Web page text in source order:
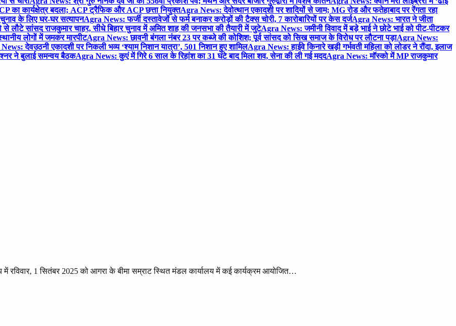
का कार्यक्षेत्र बदला; ACP ट्रैफिक और ACP छत्ता नियुक्तAgra News: देवोत्थान एकादशी पर शादियों से जाम; MG रोड और फतेहाबाद पर रेंगता रहा
के लिए घर-घर सत्यापनAgra News: फर्जी दस्तावेजों से फर्म बनाकर करोड़ों की टैक्स चोरी, 7 कारोबारियों पर केस दर्जAgra News: भारत ने जीता
से लौटे सांसद राजकुमार चाहर, सीधे बिहार चुनाव में अमित शाह की जनसभा की तैयारी में जुटेAgra News: जमीनी विवाद में बड़े भाई ने छोटे भाई को पीट-पीटकर
लोगों में जमकर मारपीटAgra News: छावनी बंगला नंबर 23 पर कब्जे की कोशिश; पूर्व सांसद को सिख समाज के विरोध पर लौटना पड़ाAgra News:
देवउठनी एकादशी पर निकली भव्य ‘श्याम निशान यात्रा’, 501 निशान हुए शामिलAgra News: हाईवे किनारे खड़ी गर्भवती महिला को लोडर ने रौंदा, इलाज
ने बुलाई समन्वय बैठकAgra News: कुएं में गिरे 6 साल के रिहांश का 31 घंटे बाद मिला शव, सेना की ली गई मददAgra News: मॉस्को में MP राजकुमार
रविवार, 1 सितंबर 2025 को आगरा के बीमा सम्राट स्थित मंडल कार्यालय में कई कार्यक्रम आयोजित…